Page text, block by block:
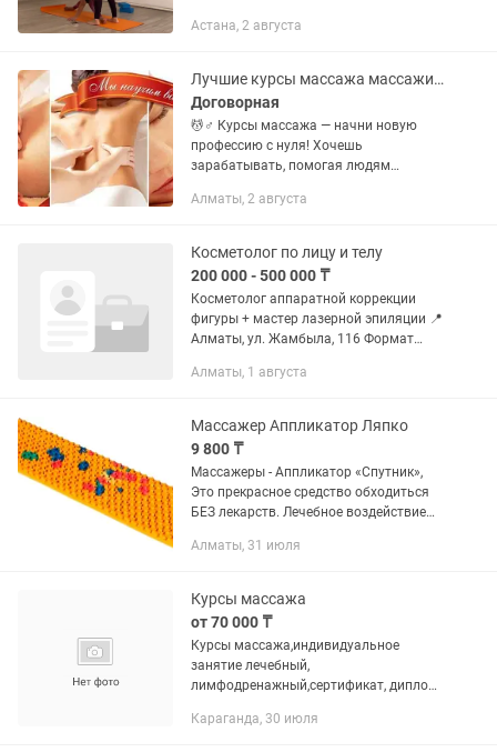
Уютная атмосфера. Чай после
Астана, 2 августа
Лучшие курсы массажа массажист
Договорная
💆♂️ Курсы массажа — начни новую
профессию с нуля! Хочешь
зарабатывать, помогая людям
массажа — это твой шанс получить
тебя ждет: ✔...
Алматы, 2 августа
Косметолог по лицу и телу
200 000 - 500 000 ₸
Косметолог аппаратной коррекции
фигуры + мастер лазерной эпиляции 📍
Алматы, ул. Жамбыла, 116 Формат
обсуждается) Доход: от 200 000 до 500
Алматы, 1 августа
Массажер Аппликатор Ляпко
9 800 ₸
Массажеры - Аппликатор «Спутник»,
Это прекрасное средство обходиться
БЕЗ лекарств. Лечебное воздействие
иглоукалывание с рефлекторной
Алматы, 31 июля
Курсы массажа
от 70 000 ₸
Курсы массажа,индивидуальное
занятие лечебный,
лимфодренажный,сертификат, диплом
Караганда, 30 июля